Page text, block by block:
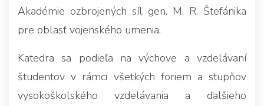
Akadémie ozbrojených síl gen. M. R. Štefánika
pre oblasť vojenského umenia.
Katedra sa podieľa na výchove a vzdelávaní
študentov v rámci všetkých foriem a stupňov
vysokoškolského vzdelávania a ďalšieho